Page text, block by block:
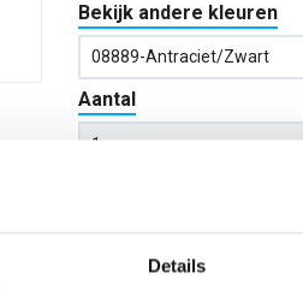
Details
Bekijk andere kleuren
08889-Antraciet/zwart
Aantal
Kies kleur/maat